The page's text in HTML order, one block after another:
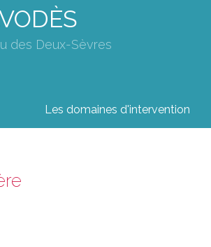
des Deux-Sèvres
Les domaines d'intervention